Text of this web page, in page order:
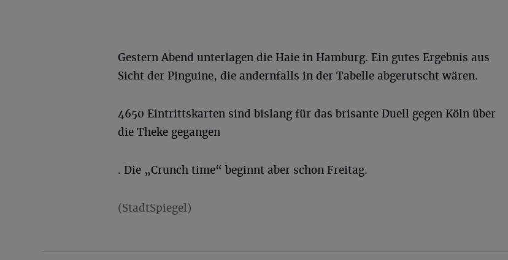
Gestern Abend unterlagen die Haie in Hamburg. Ein gutes Ergebnis aus
Sicht der Pinguine, die andernfalls in der Tabelle abgerutscht wären.
4650 Eintrittskarten sind bislang für das brisante Duell gegen Köln über
die Theke gegangen
. Die „Crunch time“ beginnt aber schon Freitag.
(StadtSpiegel)